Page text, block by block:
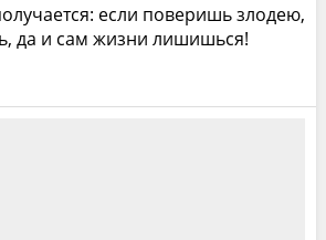
если поверишь злодею,
да и сам жизни лишишься!